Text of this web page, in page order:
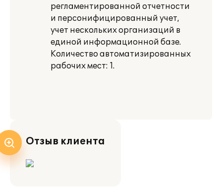
регламентированной отчетности
и персонифицированный учет,
учет нескольких организаций в
единой информационной базе.
Количество автоматизированных
рабочих мест: 1.
Отзыв клиента